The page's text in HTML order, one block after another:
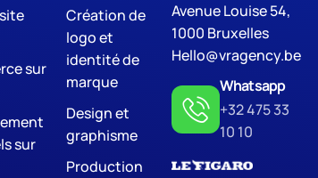
Marketing
sur
sur
Création de
logo et
identité de
marque
Design et
graphisme
Production
Avenue Louise 54,
1000 Bruxelles
Hello@vragency.be
Whatsapp
+32 475 33
10 10